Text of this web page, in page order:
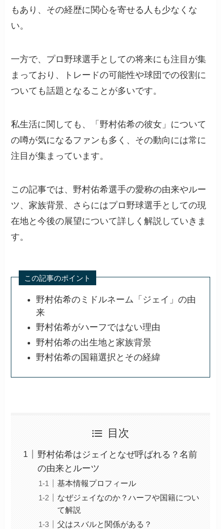
もあり、その経歴に関心を寄せる人も少なくな
い。
一方で、プロ野球選手としての将来にも注目が集
まっており、トレードの可能性や球団での役割に
ついても話題となることが多いです。
私生活に関しても、「野村佑希の彼女」について
の噂が気になるファンも多く、その動向には常に
注目が集まっています。
この記事では、野村佑希選手の愛称の由来やルー
ツ、家族背景、さらにはプロ野球選手としての現
在地と今後の展望について詳しく解説していきま
す。
この記事のポイント
野村佑希のミドルネーム「ジェイ」の由
来
野村佑希がハーフではない理由
野村佑希の出生地と家族背景
野村佑希の国籍選択とその経緯
目次
野村佑希はジェイとなぜ呼ばれる？名前
の由来とルーツ
基本情報プロフィール
なぜジェイなのか？ハーフや国籍につい
て解説
父はスバルと関係がある？